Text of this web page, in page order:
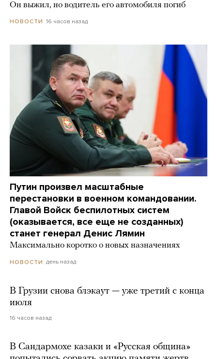
Он выжил, но водитель его автомобиля погиб
НОВОСТИ 16 часов назад
Путин произвел масштабные
перестановки в военном командовании.
Главой Войск беспилотных систем
(оказывается, все еще не созданных)
станет генерал Денис Лямин
Максимально коротко о новых назначениях
НОВОСТИ день назад
В Грузии снова блэкаут — уже третий с конца
июля
16 часов назад
В Сандармохе казаки и «Русская община»